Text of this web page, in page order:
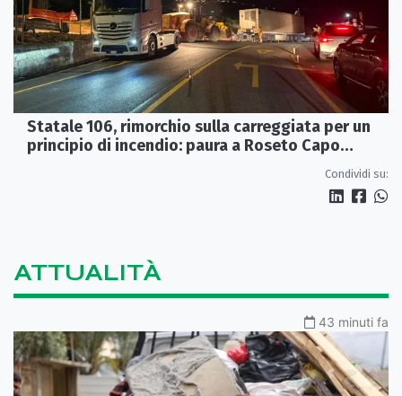
Statale 106, rimorchio sulla carreggiata per un
principio di incendio: paura a Roseto Capo
Condividi su:
ATTUALITÀ
43 minuti fa